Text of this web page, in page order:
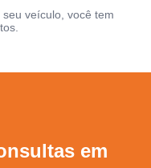
veículo, você tem
em